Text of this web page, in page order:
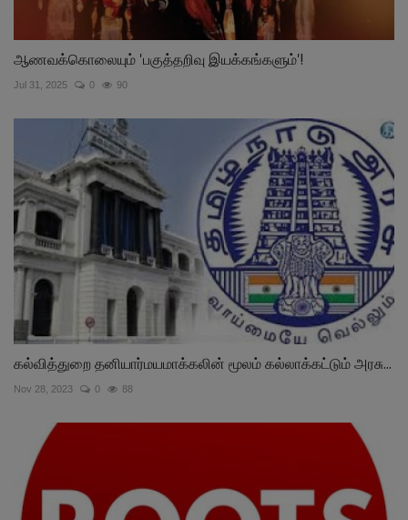
ஆணவக்கொலையும் 'பகுத்தறிவு இயக்கங்களும்'!
Jul 31, 2025 0 90
கல்வித்துறை தனியார்மயமாக்கலின் மூலம் கல்லாக்கட்டும் அரசு...
Nov 28, 2023 0 88